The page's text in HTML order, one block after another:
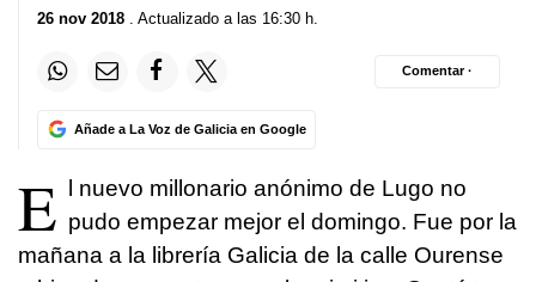
26 nov 2018 . Actualizado a las 16:30 h.
Añade a La Voz de Galicia en Google
Comentar ·
E l nuevo millonario anónimo de Lugo no
pudo empezar mejor el domingo. Fue por la
mañana a la librería Galicia de la calle Ourense